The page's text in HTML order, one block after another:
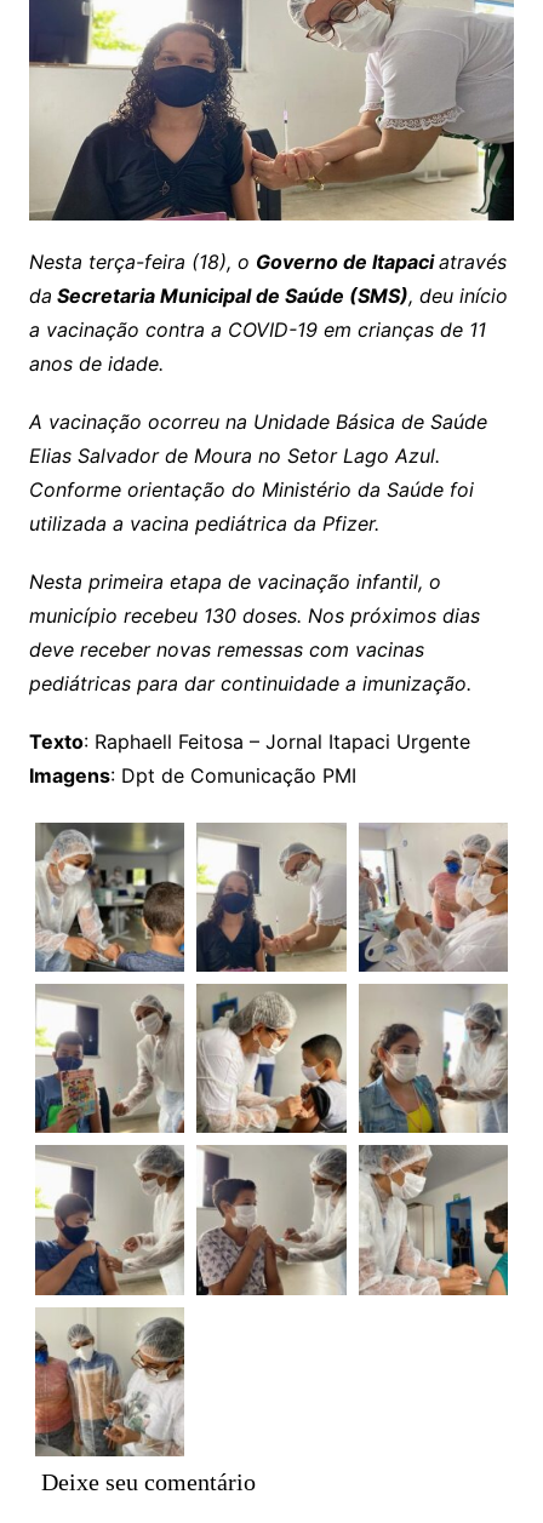
Nesta terça-feira (18), o Governo de Itapaciatravés
da Secretaria Municipal de Saúde (SMS), deu início
a vacinação contra a COVID-19 em crianças de 11
anos de idade.
A vacinação ocorreu na Unidade Básica de Saúde
Elias Salvador de Moura no Setor Lago Azul.
Conforme orientação do Ministério da Saúde foi
utilizada a vacina pediátrica da Pfizer.
Nesta primeira etapa de vacinação infantil, o
município recebeu 130 doses. Nos próximos dias
deve receber novas remessas com vacinas
pediátricas para dar continuidade a imunização.
Texto: Raphaell Feitosa – Jornal Itapaci Urgente
Imagens: Dpt de Comunicação PMI
Deixe seu comentário